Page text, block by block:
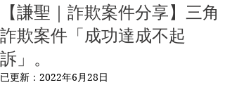
【謙聖｜詐欺案件分享】三角
詐欺案件「成功達成不起
訴」。
已更新： 2022年6月28日